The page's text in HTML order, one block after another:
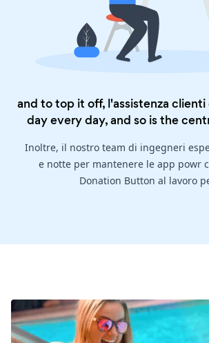
and to top it off, l'assistenza
day every day, and so is the
Inoltre, il nostro team di ingegneri
e notte per mantenere le app powr
Donation Button al lavoro